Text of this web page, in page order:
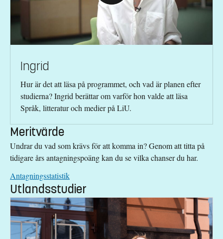
Ingrid
Hur är det att läsa på programmet, och vad är planen efter
studierna?Ingrid berättar om varför hon valde att läsa
Språk, litteratur och medierpå LiU.
Meritvärde
Undrar du vad som krävs för att komma in? Genom att titta på
tidigare års antagningspoäng kan du se vilka chanser du har.
Antagningsstatistik
Utlandsstudier